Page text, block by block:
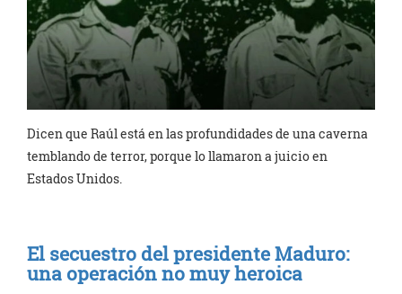
Dicen que Raúl está en las profundidades de una caverna
temblando de terror, porque lo llamaron a juicio en
Estados Unidos.
El secuestro del presidente Maduro:
una operación no muy heroica